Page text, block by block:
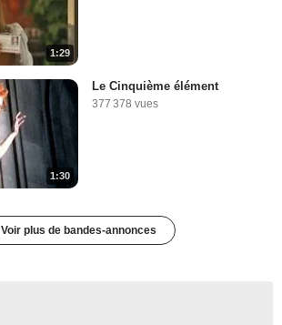
1:29
1:30
Le Cinquième élément
377 378 vues
Voir plus de bandes-annonces